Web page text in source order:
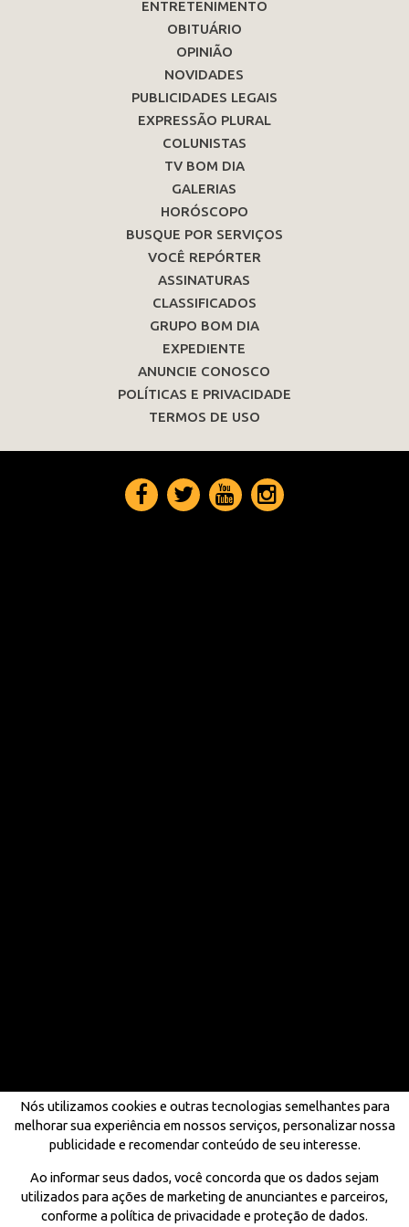
ENTRETENIMENTO
OBITUÁRIO
OPINIÃO
NOVIDADES
PUBLICIDADES LEGAIS
EXPRESSÃO PLURAL
COLUNISTAS
TV BOM DIA
GALERIAS
HORÓSCOPO
BUSQUE POR SERVIÇOS
VOCÊ REPÓRTER
ASSINATURAS
CLASSIFICADOS
GRUPO BOM DIA
EXPEDIENTE
ANUNCIE CONOSCO
POLÍTICAS E PRIVACIDADE
TERMOS DE USO
Nós utilizamos cookies e outras tecnologias semelhantes para
melhorar sua experiência em nossos serviços, personalizar nossa
publicidade e recomendar conteúdo de seu interesse.
Ao informar seus dados, você concorda que os dados sejam
utilizados para ações de marketing de anunciantes e parceiros,
conforme a política de privacidade e proteção de dados.